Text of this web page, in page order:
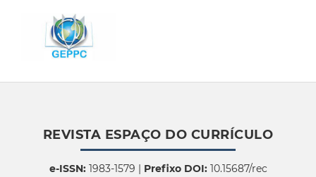
REVISTA ESPAÇO DO CURRÍCULO
e-ISSN:1983-1579 | Prefixo DOI:10.15687/rec